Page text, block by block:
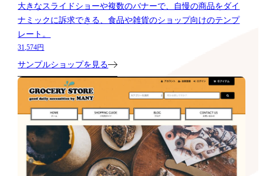
大きなスライドショーや複数のバナーで、自慢の商品をダイ
ナミックに訴求できる、食品や雑貨のショップ向けのテンプ
レート。
31,574円
サンプルショップを見る